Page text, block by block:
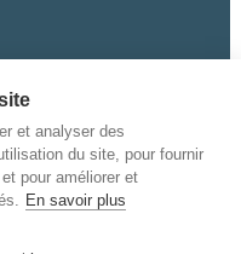
Auvergne Rhône-Alpes et de la
et analyser des
du site, pour fournir
pour améliorer et
En savoir plus